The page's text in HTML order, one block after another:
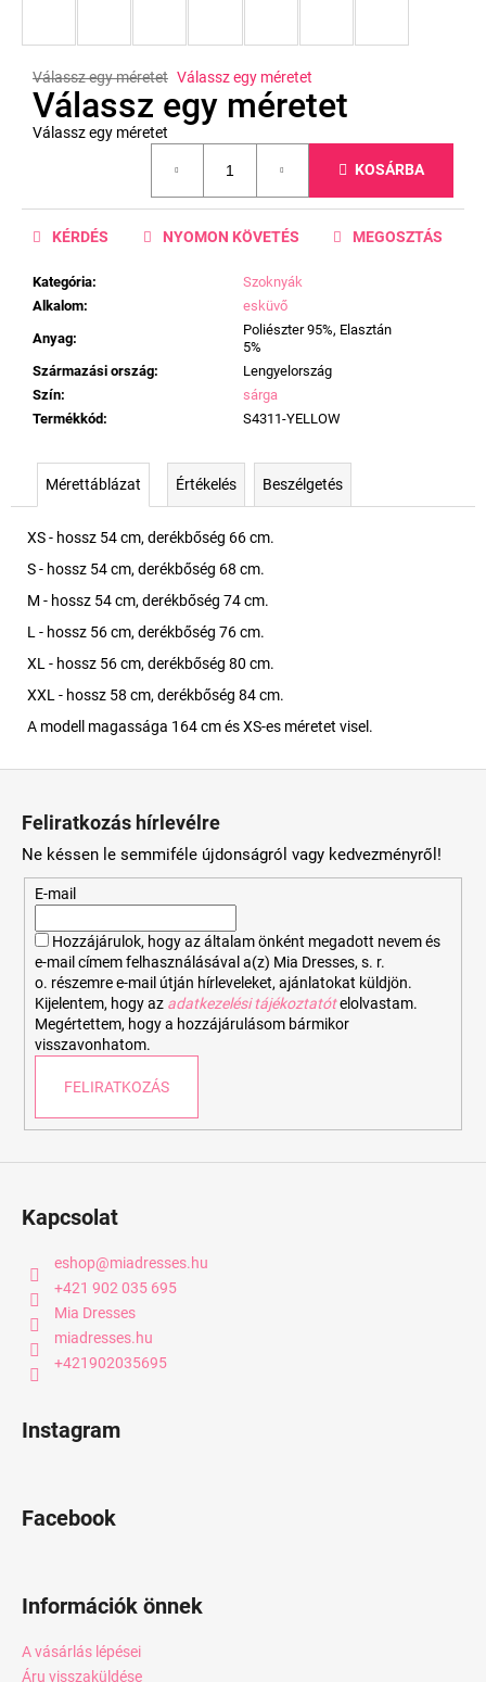
Válassz egy méretet Válassz egy méretet
Válassz egy méretet
Válassz egy méretet
KOSÁRBA
Kategória:
Szoknyák
Alkalom:
esküvő
Anyag:
Poliészter 95%, Elasztán
5%
Származási ország:
Lengyelország
Szín:
sárga
Termékkód : S4311-YELLOW
KÉRDÉS NYOMON KÖVETÉS MEGOSZTÁS
Mérettáblázat Értékelés Beszélgetés
XS - hossz 54 cm, derékbőség 66 cm.
S - hossz 54 cm, derékbőség 68 cm.
M - hossz 54 cm, derékbőség 74 cm.
L - hossz 56 cm, derékbőség 76 cm.
XL - hossz 56 cm, derékbőség 80 cm.
XXL - hossz 58 cm, derékbőség 84 cm.
A modell magassága 164 cm és XS-es méretet visel.
Feliratkozás hírlevélre
Ne késsen le semmiféle újdonságról vagy kedvezményről!
E-mail
Hozzájárulok, hogy az általam önként megadott nevem és
e-mail címem felhasználásával a(z) Mia Dresses, s. r.
o. részemre e-mail útján hírleveleket, ajánlatokat küldjön.
Kijelentem, hogy az adatkezelési tájékoztatót elolvastam.
Megértettem, hogy a hozzájárulásom bármikor
visszavonhatom.
FELIRATKOZÁS
Kapcsolat
eshop@miadresses.hu
+421 902 035 695
Mia Dresses
miadresses.hu
+421902035695
Instagram
Facebook
Információk önnek
A vásárlás lépései
Áru visszaküldése